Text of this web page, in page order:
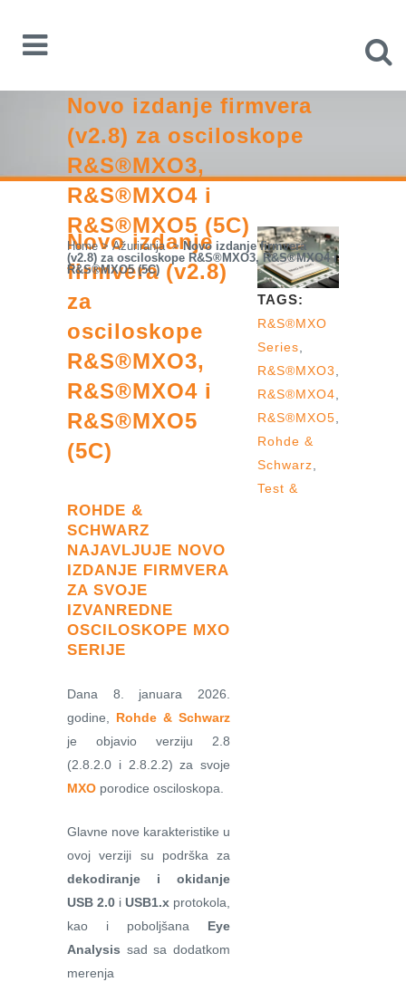
Novo izdanje firmvera
(v2.8) za osciloskope
R&S®MXO3,
R&S®MXO4 i
R&S®MXO5 (5C)
Home>Ažuriranja >Novo izdanje firmvera
(v2.8) za osciloskope R&S®MXO3, R&S®MXO4 i
R&S®MXO5 (5C)
Novo izdanje
firmvera (v2.8)
za
osciloskope
R&S®MXO3,
R&S®MXO4 i
R&S®MXO5
(5C)
ROHDE &
SCHWARZ
NAJAVLJUJE NOVO
IZDANJE FIRMVERA
ZA SVOJE
IZVANREDNE
OSCILOSKOPE MXO
SERIJE
Dana 8. januara 2026.
godine, Rohde & Schwarz
je objavio verziju 2.8
(2.8.2.0 i 2.8.2.2) za svoje
MXO porodice osciloskopa.
Glavne nove karakteristike u
ovoj verziji su podrška za
dekodiranje i okidanje
USB 2.0 i USB1.x protokola,
kao i poboljšana Eye
Analysis sad sa dodatkom
merenja
TAGS:
R&S®MXO
Series
R&S®MXO3
R&S®MXO4
R&S®MXO5
Rohde &
Schwarz
Test &